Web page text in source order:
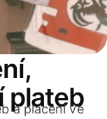
plateb
a placení ve